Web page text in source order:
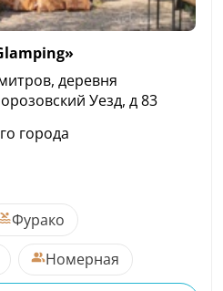
деревня
Уезд, д 83
города
Фурако
Номерная